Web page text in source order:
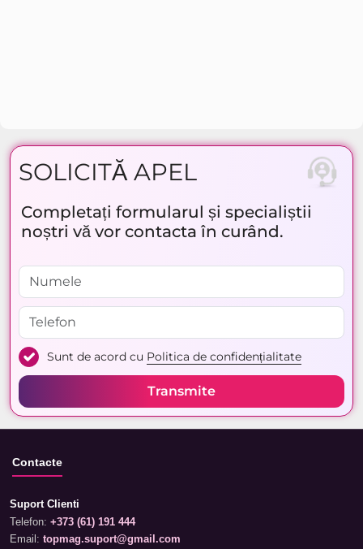
SOLICITĂ APEL
Completați formularul și specialiștii
noștri vă vor contacta în curând.
Sunt de acord cu Politica de confidențialitate
Transmite
Contacte
Suport Clienti
Telefon: +373 (61) 191 444
Email: topmag.suport@gmail.com